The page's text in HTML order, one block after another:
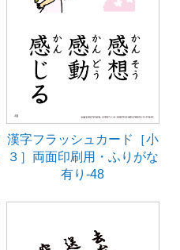
漢字フラッシュカード［小
３］両面印刷用・ふりがな
有り-48